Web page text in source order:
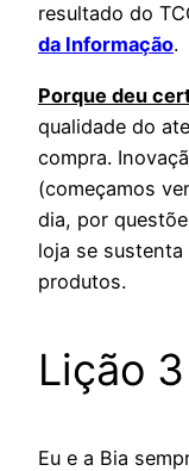
resultado do
da Informação.
Porque deu
qualidade do
compra.
(começamos
dia, por
loja se sustenta
produtos.
Lição
Eu e a Bia